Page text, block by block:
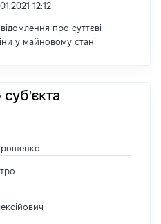
12:12
про суттєві
y майновому стані